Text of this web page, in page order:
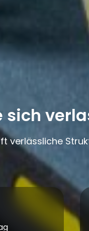
sich
verlässliche